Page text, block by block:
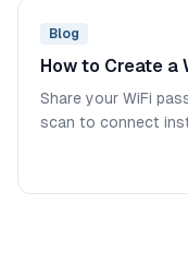
Blog
How to Create a
Share your WiFi
scan to connect